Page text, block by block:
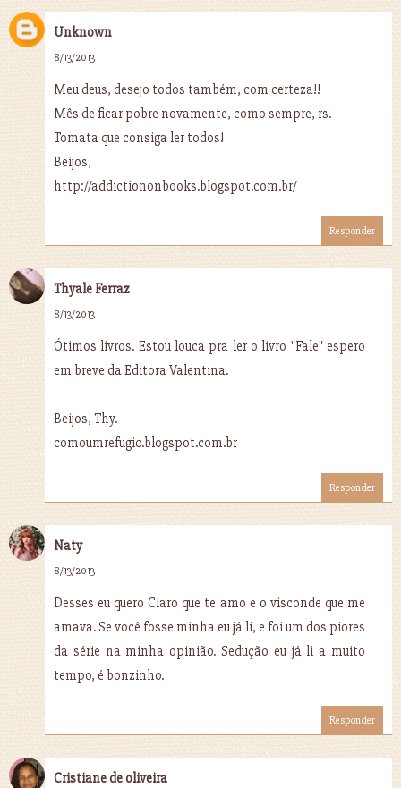
Unknown
8/13/2013
Meu deus, desejo todos também, com certeza!!
Mês de ficar pobre novamente, como sempre, rs.
Tomata que consiga ler todos!
Beijos,
http://addictiononbooks.blogspot.com.br/
Responder
Thyale Ferraz
8/13/2013
Ótimos livros. Estou louca pra ler o livro "Fale" espero
em breve da Editora Valentina.
Beijos, Thy.
comoumrefugio.blogspot.com.br
Responder
Naty
8/13/2013
Desses eu quero Claro que te amo e o visconde que me
amava. Se você fosse minha eu já li, e foi um dos piores
da série na minha opinião. Sedução eu já li a muito
tempo, é bonzinho.
Responder
Cristiane de oliveira